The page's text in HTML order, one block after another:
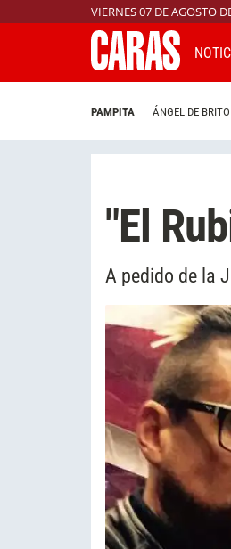
VIERNES 07 DE AGOSTO
PAMPITA ÁNGEL DE BRITO
"El
A pedido de la